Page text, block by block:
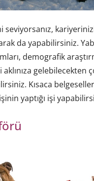
seviyorsanız,
da yapabilirsiniz.
demografik
gelebilecekten
Kısaca
yaptığı işi